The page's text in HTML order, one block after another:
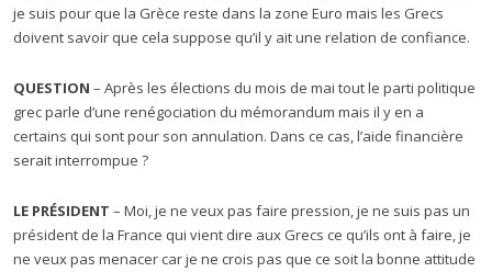
je suis pour que la Grèce reste dans la zone Euro mais les Grecs
doivent savoir que cela suppose qu’il y ait une relation de confiance.
QUESTION – Après les élections du mois de mai tout le parti politique
grec parle d’une renégociation du mémorandum mais il y en a
certains qui sont pour son annulation. Dans ce cas, l’aide financière
serait interrompue ?
LE PRÉSIDENT – Moi, je ne veux pas faire pression, je ne suis pas un
président de la France qui vient dire aux Grecs ce qu’ils ont à faire, je
ne veux pas menacer car je ne crois pas que ce soit la bonne attitude